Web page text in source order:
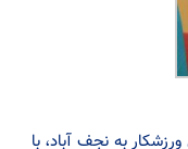
به نجف آباد، با